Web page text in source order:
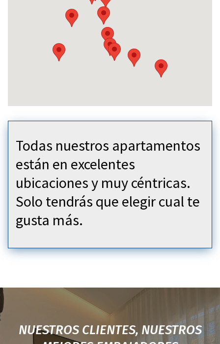
Todas nuestros apartamentos
están en excelentes
ubicaciones y muy céntricas.
Solo tendrás que elegir cual te
gusta más.
NUESTROS CLIENTES, NUESTROS
NUESTROS CLIENTES, NUESTROS
NUESTROS CLIENTES, NUESTROS
NUESTROS CLIENTES, NUESTROS
NUESTROS CLIENTES, NUESTROS